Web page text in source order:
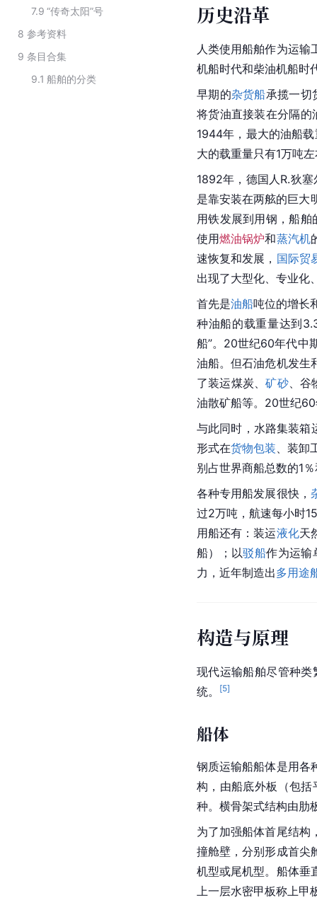
7.9 “传奇太阳”号
8 参考资料
9 条目合集
9.1 船舶的分类
历史沿革
人类使用船舶作为运
机船时代和柴油机船时
早期的杂货船承揽一切
将货油直接装在分隔
1944年，最大的油船
大的载重量只有1万吨
1892年，德国人R.狄
是靠安装在两舷的巨大
用铁发展到用钢，船舶
使用燃油锅炉和蒸汽机
速恢复和发展， 国际贸
出现了大型化、专业化
首先是油船吨位的增长
种油船的载重量达到
船”。20世纪60年代中
油船。但石油危机发生
了装运煤炭、矿砂、谷
油散矿船等。20世纪
与此同时，水路集装
形式在货物包装 、装
别占世界商船总数的1
各种专用船发展很快，
过2万吨，航速每小时
用船还有：装运液化天
船）；以驳船作为运输
力，近年制造出多用途
构造与原理
现代运输船舶尽管种
统。
[5]
船体
钢质运输船船体是用各
构，由船底外板（包
种。横骨架式结构由肋
为了加强船体首尾结构
撞舱壁，分别形成首尖
机型或尾机型。船体垂
上一层水密甲板称上